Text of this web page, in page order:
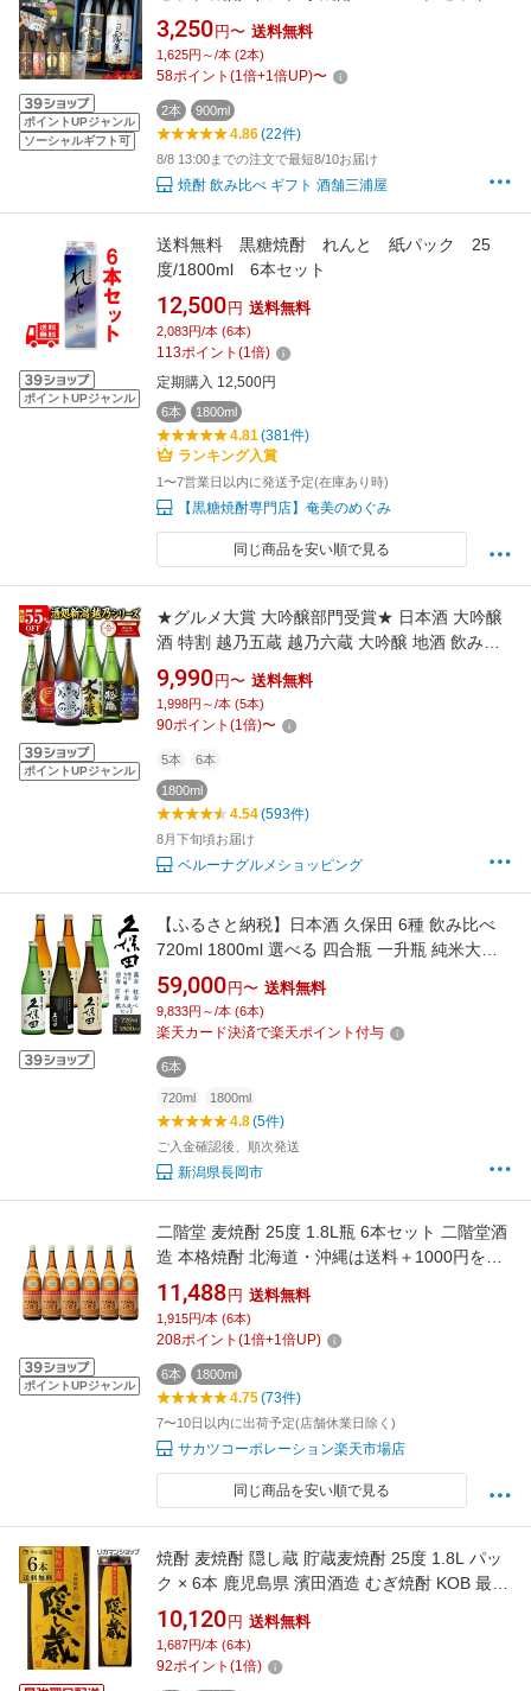
ポイントUPジャンル
ソーシャルギフト可
霧島 白霧島 赤霧島 茜霧島 虎斑霧島 EX霧島 い
も焼酎 宮崎 25度 霧島酒造 お酒 お中元 御中元
夏ギフト 敬老の日 誕生日 内祝 お祝い 宅飲み
3,250 円〜 送料無料
1,625円～/本 (2本)
58ポイント (1倍+1倍UP)〜
2本 900ml
4.86(22件)
8/8 13:00までの注文で最短8/10お届け
焼酎 飲み比べ ギフト 酒舗三浦屋
ポイントUPジャンル
送料無料 黒糖焼酎 れんと 紙パック 25
度/1800ml 6本セット
12,500 円 送料無料
2,083円/本 (6本)
113ポイント (1倍)
定期購入 12,500円
6本 1800ml
4.81(381件)
ランキング入賞
1〜7営業日以内に発送予定(在庫あり時)
【黒糖焼酎専門店】奄美のめぐみ
同じ商品を安い順で見る
ポイントUPジャンル
★グルメ大賞 大吟醸部門受賞★ 日本酒 大吟醸
酒 特割 越乃五蔵 越乃六蔵 大吟醸 地酒 飲み比
べセット 一升瓶 5本組 第4弾 6本組 第4弾
1800ml 酒 人気 送料無料 お中元 敬老の日 父の
日 ギフト プレゼント
9,990 円〜 送料無料
1,998円～/本 (5本)
90ポイント (1倍)〜
5本 6本
1800ml
4.54(593件)
8月下旬頃お届け
ベルーナグルメショッピング
【ふるさと納税】日本酒 久保田 6種 飲み比べ
720ml 1800ml 選べる 四合瓶 一升瓶 純米大吟
醸酒 純米吟醸 吟醸 特別本醸造 辛口 新潟 冷酒
越路
59,000 円〜 送料無料
9,833円～/本 (6本)
楽天カード決済で楽天ポイント付与
6本
720ml 1800ml
4.8(5件)
ご入金確認後、順次発送
新潟県長岡市
ポイントUPジャンル
二階堂 麦焼酎 25度 1.8L瓶 6本セット 二階堂酒
造 本格焼酎 北海道・沖縄は送料＋1000円をご
注文処理時に加算
11,488 円 送料無料
1,915円/本 (6本)
208ポイント (1倍+1倍UP)
6本 1800ml
4.75(73件)
7〜10日以内に出荷予定(店舗休業日除く)
サカツコーポレーション楽天市場店
同じ商品を安い順で見る
焼酎 麦焼酎 隠し蔵 貯蔵麦焼酎 25度 1.8L パッ
ク × 6本 鹿児島県 濱田酒造 むぎ焼酎 KOB 最強
配送
10,120 円 送料無料
1,687円/本 (6本)
92ポイント (1倍)